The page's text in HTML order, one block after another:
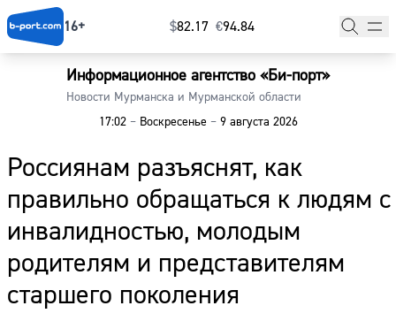
16+ $⁠82.17 €⁠94.84
Информационное агентство «Би-порт»
Новости Мурманска и Мурманской области
17:02 –Воскресенье –9 августа 2026
Россиянам разъяснят, как
правильно обращаться к людям с
инвалидностью, молодым
родителям и представителям
старшего поколения
Главная
Наши гости
Фоторепортажи
Погода
Курсы валют